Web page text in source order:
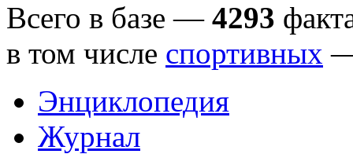
Всего в базе — 4293
в том числе спортивных
Энциклопедия
Журнал